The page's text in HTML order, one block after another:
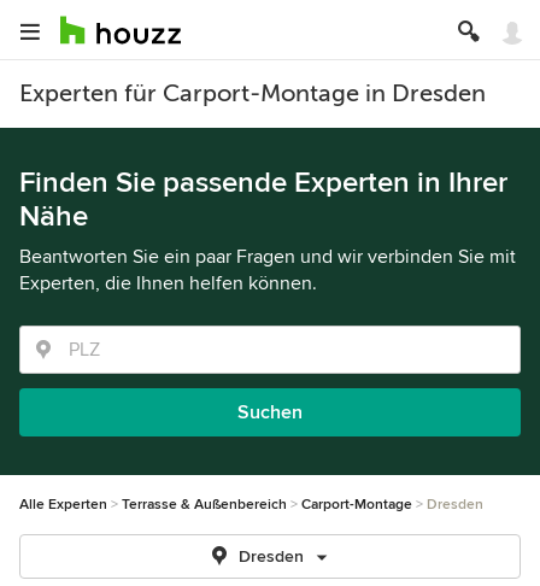
Experten für Carport-Montage in Dresden
Finden Sie passende Experten in Ihrer
Nähe
Beantworten Sie ein paar Fragen und wir verbinden Sie mit
Experten, die Ihnen helfen können.
Suchen
Alle Experten Terrasse & Außenbereich Carport-Montage Dresden
Dresden